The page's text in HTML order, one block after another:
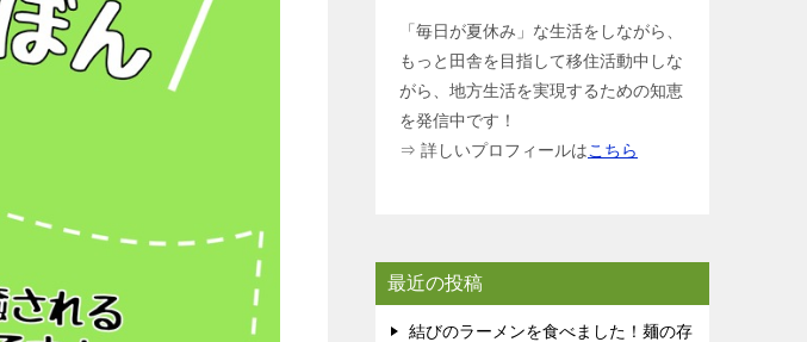
「毎日が夏休み」な生活をしながら、
もっと田舎を目指して移住活動中しな
がら、地方生活を実現するための知恵
を発信中です！
⇒ 詳しいプロフィールはこちら
最近の投稿
結びのラーメンを食べました！麺の存